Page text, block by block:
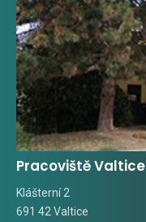
Pracoviště Valtice
Klášterní 2
691 42 Valtice